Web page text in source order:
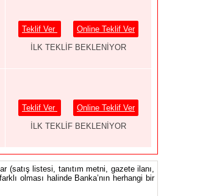
Teklif Ver
Online Teklif Ver
İLK TEKLİF BEKLENİYOR
Teklif Ver
Online Teklif Ver
İLK TEKLİF BEKLENİYOR
(satış listesi, tanıtım metni, gazete ilanı,
olması halinde Banka’nın herhangi bir